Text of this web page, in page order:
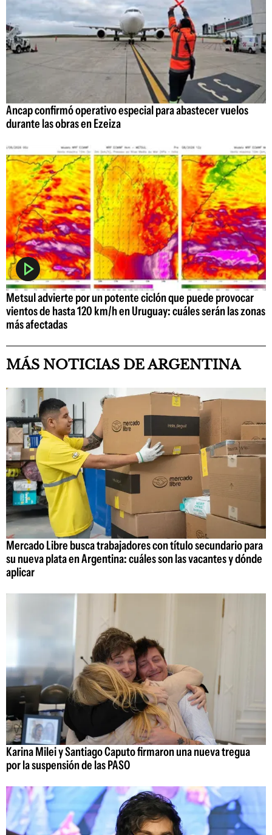
Ancap confirmó operativo especial para abastecer vuelos
durante las obras en Ezeiza
Metsul advierte por un potente ciclón que puede provocar
vientos de hasta 120 km/h en Uruguay: cuáles serán las zonas
más afectadas
MÁS NOTICIAS DE ARGENTINA
Mercado Libre busca trabajadores con título secundario para
su nueva plata en Argentina: cuáles son las vacantes y dónde
aplicar
Karina Milei y Santiago Caputo firmaron una nueva tregua
por la suspensión de las PASO